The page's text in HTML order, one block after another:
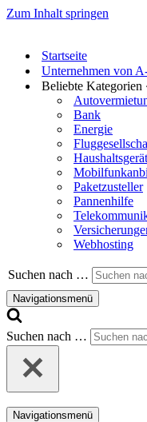
Zum Inhalt springen
Startseite
Unternehmen von
Beliebte Kategorien
Bank
Energie
Paketzusteller
Pannenhilfe
Webhosting
Suchen nach …
Navigationsmenü
Suchen nach …
Navigationsmenü